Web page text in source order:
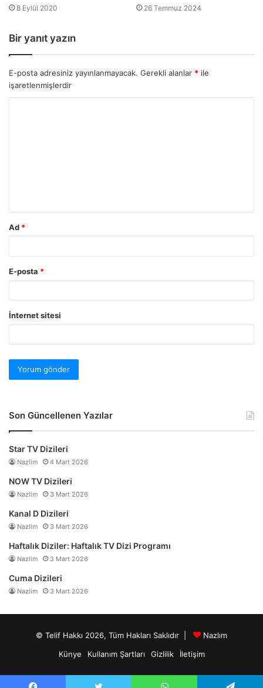
8 Eylül 2020 26 Temmuz 2024
Bir yanıt yazın
E-posta adresiniz yayınlanmayacak. Gerekli alanlar * ile
işaretlenmişlerdir
Ad *
E-posta *
İnternet sitesi
Son Güncellenen Yazılar
Star TV Dizileri
Nazlim 4 Mart 2026
NOW TV Dizileri
Nazlim 3 Mart 2026
Kanal D Dizileri
Nazlim 3 Mart 2026
Haftalık Diziler: Haftalık TV Dizi Programı
Nazlim 3 Mart 2026
Cuma Dizileri
Nazlim 3 Mart 2026
© Telif Hakkı 2026, Tüm Hakları Saklıdır |
Nazlım
Künye
Kullanım Şartları Gizlilik İletişim